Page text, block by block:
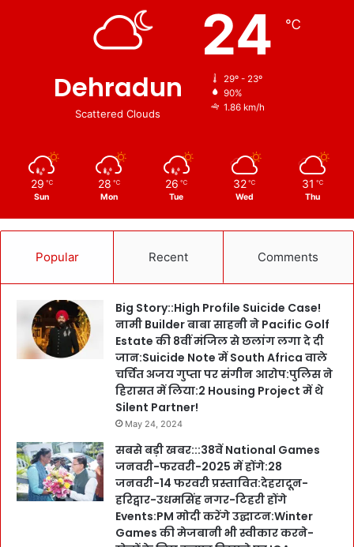
Dehradun
Scattered Clouds
24 ℃
29º - 23º
90%
1.86 km/h
29 ℃
Sun
28 ℃
Mon
26 ℃
Tue
32 ℃
Wed
31 ℃
Thu
Popular Recent Comments
Big Story::High Profile Suicide Case!
नामी Builder बाबा साहनी ने Pacific Golf
Estate की 8वीं मंजिल से छलांग लगा दे दी
जान:Suicide Note में South Africa वाले
चर्चित अजय गुप्ता पर संगीन आरोप:पुलिस ने
हिरासत में लिया:2 Housing Project में थे
Silent Partner!
May 24, 2024
सबसे बड़ी खबर:::38वें National Games
जनवरी-फरवरी-2025 में होंगे:28
जनवरी-14 फरवरी प्रस्तावित:देहरादून-
हरिद्वार-उधमसिंह नगर-टिहरी होंगे
Events:PM मोदी करेंगे उद्घाटन:Winter
Games की मेजबानी भी स्वीकार करने-